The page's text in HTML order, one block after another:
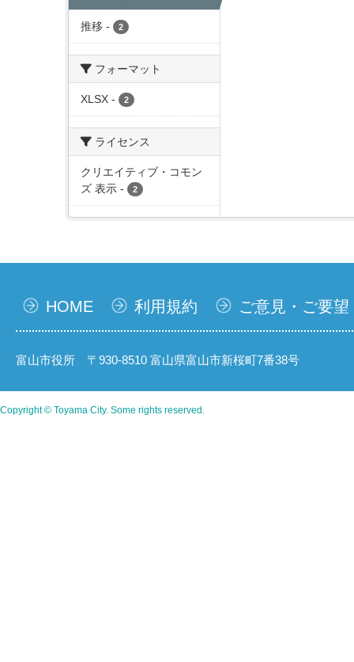
推移 - 2
フォーマット
XLSX - 2
ライセンス
クリエイティブ・コモン
ズ 表示 - 2
HOME 利用規約 ご意見・ご要望
富山市役所 〒930-8510 富山県富山市新桜町7番38号
Copyright © Toyama City. Some rights reserved.